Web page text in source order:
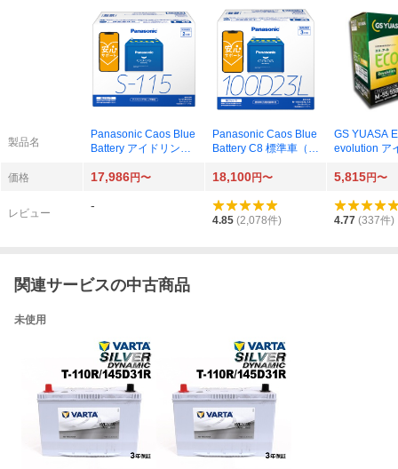
製品名
Panasonic Caos Blue
Battery アイドリング
A4
Panasonic Caos Blue
Battery C8 標準車（充
用バッテリー N-100D
GS YUASA
evolution ア
-55/55B20L
価格 17,986円〜 18,100円〜 5,815円〜
レビュー
-
4.85 (2,078件) 4.77 (337件)
関連サービスの中古商品
未使用